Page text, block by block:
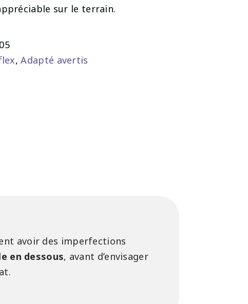
sur le terrain.
,Adapté avertis
avoir des imperfections
en dessous, avant d’envisager